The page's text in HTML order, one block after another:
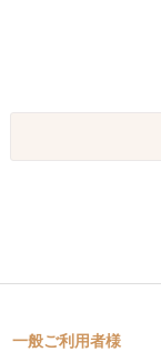
一般ご利用者様